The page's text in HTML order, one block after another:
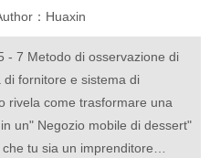
：Huaxin
- 7 Metodo di osservazione di
fornitore e sistema di
rivela come trasformare una
un" Negozio mobile di dessert"
tu sia un imprenditore